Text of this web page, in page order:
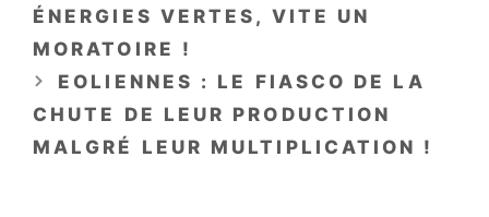
ÉNERGIES VERTES, VITE UN
MORATOIRE !
EOLIENNES : LE FIASCO DE LA
CHUTE DE LEUR PRODUCTION
MALGRÉ LEUR MULTIPLICATION !